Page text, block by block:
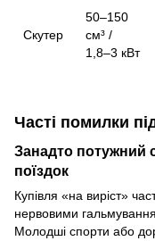
Скутер
50–150
см³ /
1,8–3 кВт
Часті помилки
Занадто потужний
поїздок
Купівля «на виріст»
нервовими
Молодші спорти або